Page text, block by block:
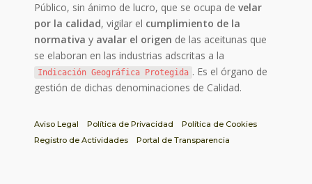
Público, sin ánimo de lucro, que se ocupa develar
por la calidad, vigilar el cumplimiento de la
normativa y avalar el origen de las aceitunas que
se elaboran en las industrias adscritas a la
Indicación Geográfica Protegida . Es el órgano de
gestión de dichas denominaciones de Calidad.
Aviso Legal Política de Privacidad
Política de Cookies
Registro de Actividades
Portal de Transparencia